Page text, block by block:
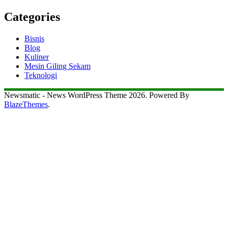
Categories
Bisnis
Blog
Kuliner
Mesin Giling Sekam
Teknologi
Newsmatic - News WordPress Theme 2026. Powered By
BlazeThemes.